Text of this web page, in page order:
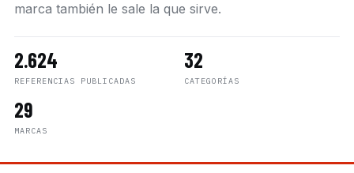
marca también le sale la que sirve.
2.624
REFERENCIAS PUBLICADAS
32
CATEGORÍAS
29
MARCAS